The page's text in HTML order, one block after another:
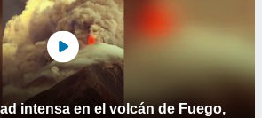
intensa en el volcán de Fuego,